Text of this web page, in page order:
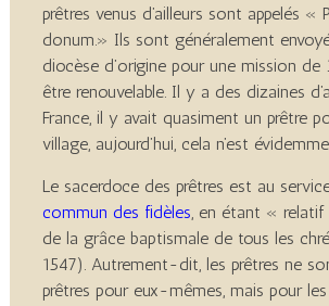
prêtres venus d’ailleurs sont appelés «
donum.» Ils sont généralement
diocèse d’origine pour une mission de
être renouvelable. Il y a des dizaines
France, il y avait quasiment un prêtre
village, aujourd’hui, cela n’est
Le sacerdoce des prêtres est au
commun des fidèles, en étant « relatif
de la grâce baptismale de tous les
1547). Autrement-dit, les prêtres ne
prêtres pour eux-mêmes, mais pour